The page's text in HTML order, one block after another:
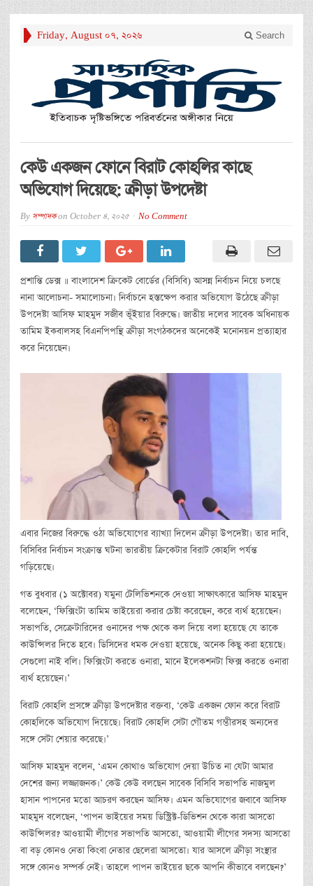
Friday, August 07, 2026 Search
কেউ একজন ফোনে বিরাট কোহলির কাছে
অভিযোগ দিয়েছে: ক্রীড়া উপদেষ্টা
By সম্পাদকon October 4, 2025 No Comment
প্রশান্তি ডেক্স ॥ বাংলাদেশ ক্রিকেট বোর্ডের (বিসিবি) আসন্ন নির্বাচন নিয়ে চলছে
নানা আলোচনা- সমালোচনা। নির্বাচনে হস্তক্ষেপ করার অভিযোগ উঠেছে ক্রীড়া
উপদেষ্টা আসিফ মাহমুদ সজীব ভূঁইয়ার বিরুদ্ধে। জাতীয় দলের সাবেক অধিনায়ক
তামিম ইকবালসহ বিএনপিপন্থি ক্রীড়া সংগঠকদের অনেকেই মনোনয়ন প্রত্যাহার
করে নিয়েছেন।
এবার নিজের বিরুদ্ধে ওঠা অভিযোগের ব্যাখ্যা দিলেন ক্রীড়া উপদেষ্টা। তার দাবি,
বিসিবির নির্বাচন সংক্রান্ত ঘটনা ভারতীয় ক্রিকেটার বিরাট কোহলি পর্যন্ত
গড়িয়েছে।
গত বুধবার (১ অক্টোবর) যমুনা টেলিভিশনকে দেওয়া সাক্ষাৎকারে আসিফ মাহমুদ
বলেছেন, ‘ফিক্সিংটা তামিম ভাইয়েরা করার চেষ্টা করেছেন, করে ব্যর্থ হয়েছেন।
সভাপতি, সেক্রেটারিদের ওনাদের পক্ষ থেকে কল দিয়ে বলা হয়েছে যে তাকে
কাউন্সিলর দিতে হবে। ডিসিদের ধমক দেওয়া হয়েছে, অনেক কিছু করা হয়েছে।
সেগুলো নাই বলি। ফিক্সিংটা করতে ওনারা, মানে ইলেকশনটা ফিক্স করতে ওনারা
ব্যর্থ হয়েছেন।’
বিরাট কোহলি প্রসঙ্গে ক্রীড়া উপদেষ্টার বক্তব্য, ‘কেউ একজন ফোন করে বিরাট
কোহলিকে অভিযোগ দিয়েছে। বিরাট কোহলি সেটা গৌতম গম্ভীরসহ অন্যদের
সঙ্গে সেটা শেয়ার করেছে।’
আসিফ মাহমুদ বলেন, ‘এমন কোথাও অভিযোগ দেয়া উচিত না যেটা আমার
দেশের জন্য লজ্জাজনক।’ কেউ কেউ বলছেন সাবেক বিসিবি সভাপতি নাজমুল
হাসান পাপনের মতো আচরণ করছেন আসিফ। এমন অভিযোগের জবাবে আসিফ
মাহমুদ বলেছেন, ‘পাপন ভাইয়ের সময় ডিস্ট্রিক্ট-ডিভিশন থেকে কারা আসতো
কাউন্সিলর? আওয়ামী লীগের সভাপতি আসতো, আওয়ামী লীগের সদস্য আসতো
বা বড় কোনও নেতা কিংবা নেতার ছেলেরা আসতো। যার আসলে ক্রীড়া সংস্থার
সঙ্গে কোনও সম্পর্ক নেই। তাহলে পাপন ভাইয়ের ছকে আপনি কীভাবে বলছেন?’